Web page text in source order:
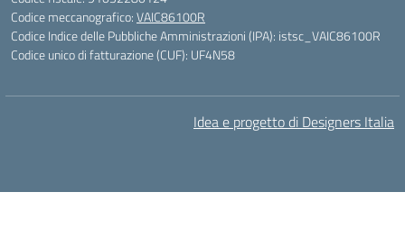
Codice meccanografico:VAIC86100R
Codice Indice delle Pubbliche Amministrazioni (IPA): istsc_VAIC86100R
Codice unico di fatturazione (CUF): UF4N58
Idea e progetto di Designers Italia